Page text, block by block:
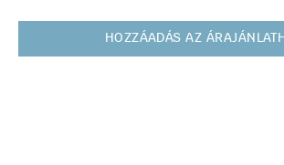
HOZZÁADÁS AZ